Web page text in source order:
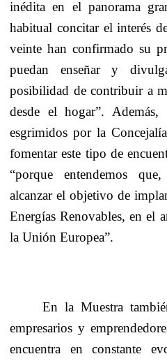
inédita en el panorama
habitual concitar el interés
veinte han confirmado su
puedan enseñar y
posibilidad de contribuir a
desde el hogar”.
esgrimidos por la
fomentar este tipo de
“porque entendemos
alcanzar el objetivo de
Energías Renovables, en el
la Unión Europea”.
En la Muestra
empresarios y
encuentra en constante